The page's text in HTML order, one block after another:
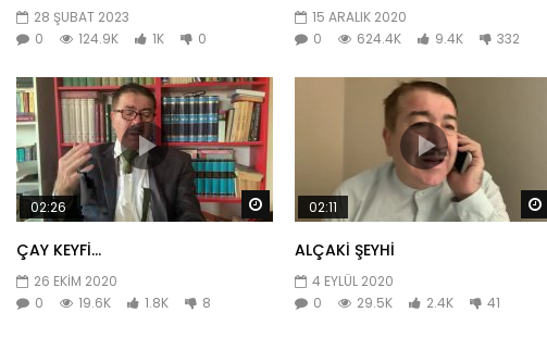
28 ŞUBAT 2023
0
124.9K 1K 0
15 ARALIK 2020
0
624.4K 9.4K 332
Daha sonra izle Daha sonra izle
02:26
ÇAY KEYFİ…
26 EKIM 2020
0
19.6K 1.8K 8
02:11
ALÇAKİ ŞEYHİ
4 EYLÜL 2020
0
29.5K 2.4K 41